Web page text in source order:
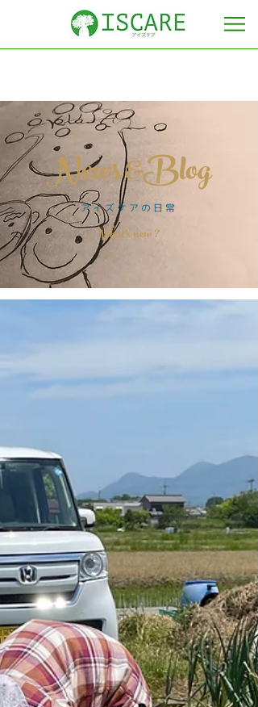
News &Blog
​アイズケアの日常
​What's new ?